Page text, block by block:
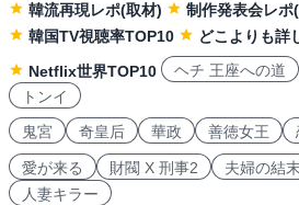
韓流再現レポ(取材)
制作発表会レポ
韓国TV視聴率TOP10
どこよりも詳
Netflix世界TOP10
ヘチ 王座への道
トンイ
鬼宮
奇皇后 華政 善徳女王
愛が来る 財閥 X 刑事2 夫婦の結
人妻キラー